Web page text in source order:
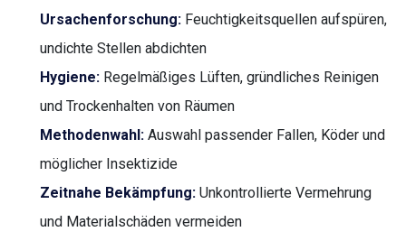
Ursachenforschung: Feuchtigkeitsquellen aufspüren,
undichte Stellen abdichten
Hygiene: Regelmäßiges Lüften, gründliches Reinigen
und Trockenhalten von Räumen
Methodenwahl: Auswahl passender Fallen, Köder und
möglicher Insektizide
Zeitnahe Bekämpfung: Unkontrollierte Vermehrung
und Materialschäden vermeiden